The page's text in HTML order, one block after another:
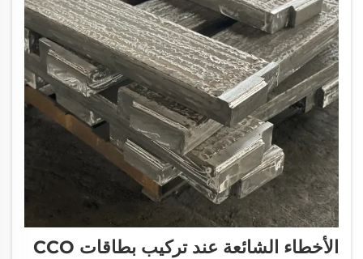
الأخطاء الشائعة عند تركيب بطاقات CCO